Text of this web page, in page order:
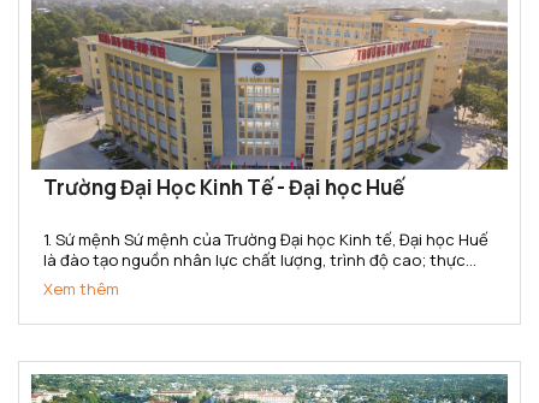
Trường Đại Học Kinh Tế - Đại học Huế
1. Sứ mệnh Sứ mệnh của Trường Đại học Kinh tế, Đại học Huế
là đào tạo nguồn nhân lực chất lượng, trình độ cao; thực
hiện nghiên cứu khoa học, chuyển giao công nghệ, cung
ứng dịch vụ về lĩnh vực kinh tế và quản lý phục vụ sự...
Xem thêm